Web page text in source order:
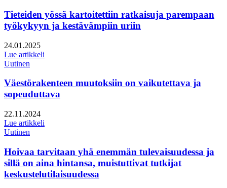
Tieteiden yössä kartoitettiin ratkaisuja parempaan
työkykyyn ja kestävämpiin uriin
Julkaistu:
24.01.2025
Lue artikkeli
Uutinen
Väestörakenteen muutoksiin on vaikutettava ja
sopeuduttava
Julkaistu:
22.11.2024
Lue artikkeli
Uutinen
Hoivaa tarvitaan yhä enemmän tulevaisuudessa ja
sillä on aina hintansa, muistuttivat tutkijat
keskustelutilaisuudessa